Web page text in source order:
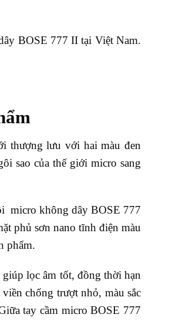
BOSE 777 II tại Việt Nam.
thượng lưu với hai màu đen
sao của thế giới micro sang
micro không dây BOSE 777
phủ sơn nano tĩnh điện màu
phẩm.
lọc âm tốt, đồng thời hạn
chống trượt nhỏ, màu sắc
tay cầm micro BOSE 777